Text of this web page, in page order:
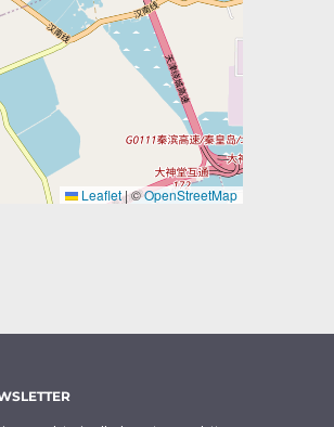
Leaflet|©OpenStreetMap